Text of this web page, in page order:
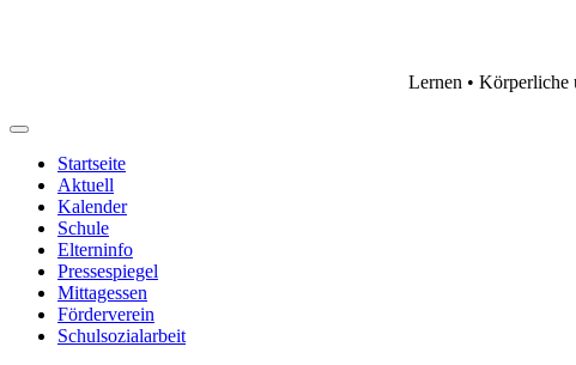
Lernen •
Startseite
Aktuell
Kalender
Schule
Elterninfo
Pressespiegel
Mittagessen
Förderverein
Schulsozialarbeit